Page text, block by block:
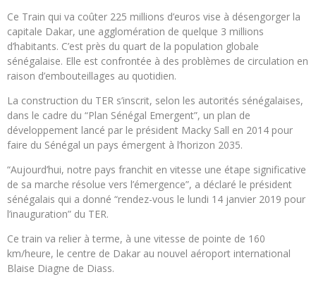
Ce Train qui va coûter 225 millions d’euros vise à désengorger la
capitale Dakar, une agglomération de quelque 3 millions
d’habitants. C’est près du quart de la population globale
sénégalaise. Elle est confrontée à des problèmes de circulation en
raison d’embouteillages au quotidien.
La construction du TER s’inscrit, selon les autorités sénégalaises,
dans le cadre du “Plan Sénégal Emergent”, un plan de
développement lancé par le président Macky Sall en 2014 pour
faire du Sénégal un pays émergent à l’horizon 2035.
“Aujourd’hui, notre pays franchit en vitesse une étape significative
de sa marche résolue vers l’émergence”, a déclaré le président
sénégalais qui a donné “rendez-vous le lundi 14 janvier 2019 pour
l’inauguration” du TER.
Ce train va relier à terme, à une vitesse de pointe de 160
km/heure, le centre de Dakar au nouvel aéroport international
Blaise Diagne de Diass.